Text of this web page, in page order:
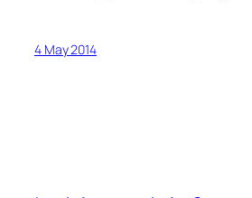
4 May 2014